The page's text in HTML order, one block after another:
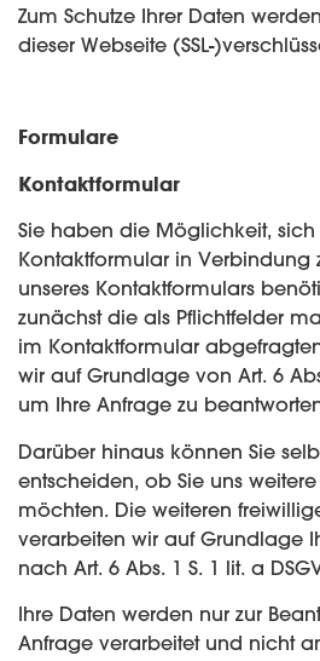
Zum Schutze Ihrer Daten
dieser Webseite (SSL-
Formulare
Kontaktformular
Sie haben die Möglichkeit,
Kontaktformular in Verbindung
unseres Kontaktformulars
zunächst die als Pflichtfelder
im Kontaktformular
wir auf Grundlage von Art. 6
um Ihre Anfrage zu
Darüber hinaus können Sie
entscheiden, ob Sie uns
möchten. Die weiteren
verarbeiten wir auf Grundlage
nach Art. 6 Abs. 1 S. 1 lit. a
Ihre Daten werden nur zur
Anfrage verarbeitet und nicht